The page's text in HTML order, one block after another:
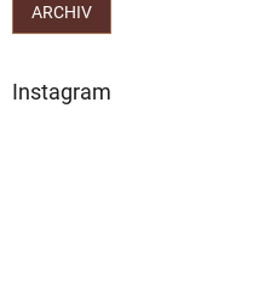
ARCHIV
Instagram